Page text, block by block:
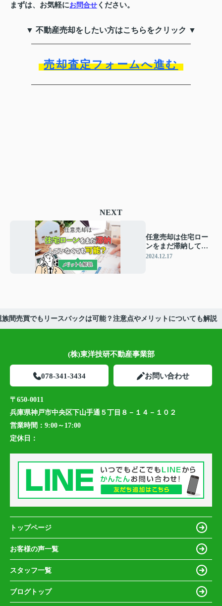
まずは、お気軽にお問合せ ください。
▼ 不動産売却をしたい方はこちらをクリック ▼
売却査定フォームへ進む
NEXT
任意売却は住宅ロー
ンをまだ滞納してい
なくても可能？メリ
2024.12.17
族間売買でもリースバックは可能？注意点やメリットについても解説
(株)東洋技研不動産事業部
078-341-3434 お問い合わせ
〒650-0011
兵庫県神戸市中央区下山手通５丁目８－１４－１０２
営業時間： 9:00～17:00
定休日：
トップページ
お客様の声一覧
スタッフ一覧
ブログトップ